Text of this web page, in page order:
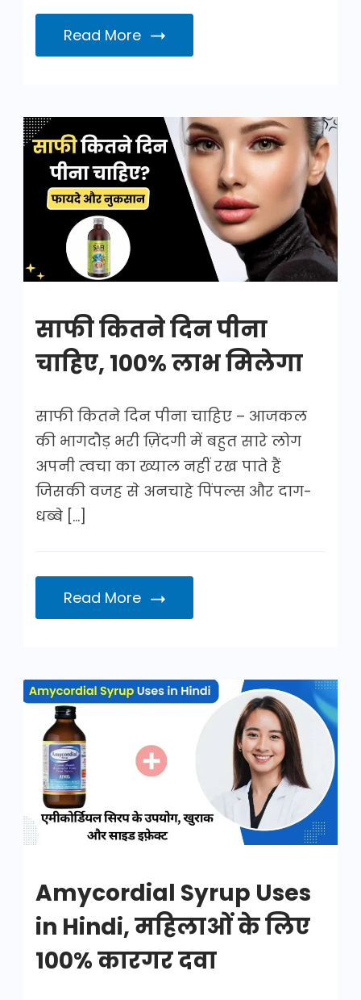
Read More
साफी
कितने
पीना
साफी कितने दिन पीना
चाहिए, 100% लाभ मिलेगा
साफी कितने दिन पीना चाहिए – आजकल
की भागदौड़ भरी ज़िंदगी में बहुत सारे लोग
अपनी त्वचा का ख्याल नहीं रख पाते हैं
जिसकी वजह से अनचाहे पिंपल्स और दाग-
धब्बे […]
Read More
Amycordial
Syrup
Uses
Hindi
Amycordial Syrup Uses
in Hindi, महिलाओं के लिए
100% कारगर दवा